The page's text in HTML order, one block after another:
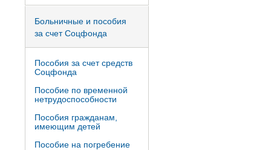
Больничные и пособия
за счет Соцфонда
Пособия за счет средств
Соцфонда
Пособие по временной
нетрудоспособности
Пособия гражданам,
имеющим детей
Пособие на погребение